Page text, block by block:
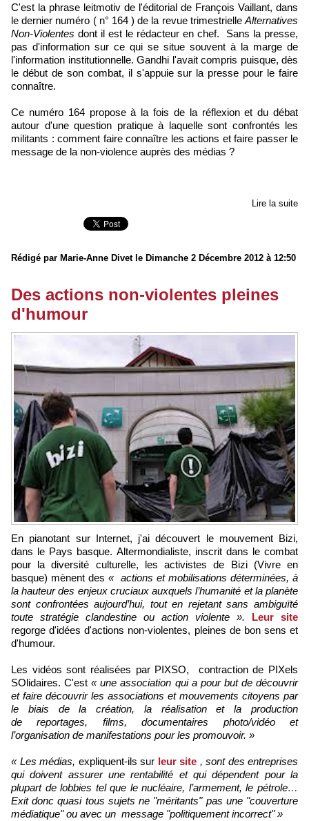
C'est la phrase leitmotiv de l'éditorial de François Vaillant, dans
le dernier numéro ( n° 164 ) de la revue trimestrielle Alternatives
Non-Violentes dont il est le rédacteur en chef. Sans la presse,
pas d'information sur ce qui se situe souvent à la marge de
l'information institutionnelle. Gandhi l'avait compris puisque, dès
le début de son combat, il s'appuie sur la presse pour le faire
connaître.
Ce numéro 164 propose à la fois de la réflexion et du débat
autour d'une question pratique à laquelle sont confrontés les
militants : comment faire connaître les actions et faire passer le
message de la non-violence auprès des médias ?
Lire la suite
Rédigé par Marie-Anne Divet le Dimanche 2 Décembre 2012 à 12:50
Des actions non-violentes pleines
d'humour
En pianotant sur Internet, j'ai découvert le mouvement Bizi,
dans le Pays basque. Altermondialiste, inscrit dans le combat
pour la diversité culturelle, les activistes de Bizi (Vivre en
basque) mènent des « actions et mobilisations déterminées, à
la hauteur des enjeux cruciaux auxquels l’humanité et la planète
sont confrontées aujourd’hui, tout en rejetant sans ambiguïté
toute stratégie clandestine ou action violente ». Leur site
regorge d'idées d'actions non-violentes, pleines de bon sens et
d'humour.
Les vidéos sont réalisées par PIXSO, contraction de PIXels
SOlidaires. C'est« une association qui a pour but de découvrir
et faire découvrir les associations et mouvements citoyens par
le biais de la création, la réalisation et la production
de reportages, films, documentaires photo/vidéo et
l’organisation de manifestations pour les promouvoir. »
« Les médias, expliquent-ils sur leur site , sont des entreprises
qui doivent assurer une rentabilité et qui dépendent pour la
plupart de lobbies tel que le nucléaire, l’armement, le pétrole…
Exit donc quasi tous sujets ne "méritants" pas une "couverture
médiatique" ou avec un message "politiquement incorrect" »